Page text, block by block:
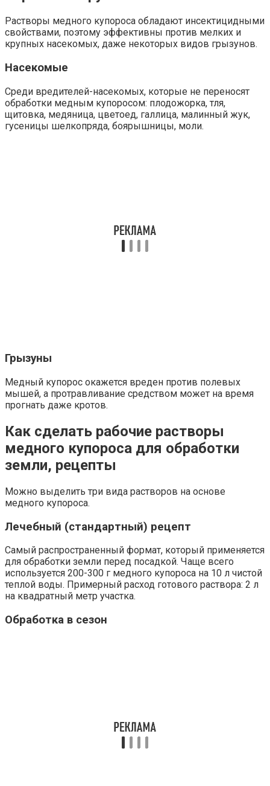
Растворы медного купороса обладают инсектицидными
свойствами, поэтому эффективны против мелких и
крупных насекомых, даже некоторых видов грызунов.
Насекомые
Среди вредителей-насекомых, которые не переносят
обработки медным купоросом: плодожорка, тля,
щитовка, медяница, цветоед, галлица, малинный жук,
гусеницы шелкопряда, боярышницы, моли.
Грызуны
Медный купорос окажется вреден против полевых
мышей, а протравливание средством может на время
прогнать даже кротов.
Как сделать рабочие растворы
медного купороса для обработки
земли, рецепты
Можно выделить три вида растворов на основе
медного купороса.
Лечебный (стандартный) рецепт
Самый распространенный формат, который применяется
для обработки земли перед посадкой. Чаще всего
используется 200-300 г медного купороса на 10 л чистой
теплой воды. Примерный расход готового раствора: 2 л
на квадратный метр участка.
Обработка в сезон